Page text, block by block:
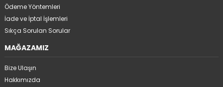
Ödeme Yöntemleri
İade ve İptal İşlemleri
Sıkça Sorulan Sorular
MAĞAZAMIZ
Bize Ulaşın
Hakkımızda